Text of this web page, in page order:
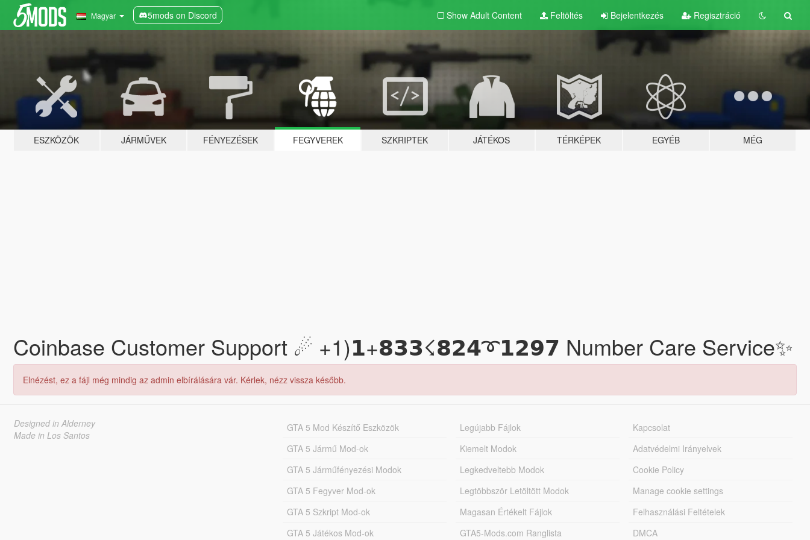
Magyar 5mods on Discord Show Adult Content Feltöltés Bejelentkezés Regisztráció
ESZKÖZÖK JÁRMŰVEK FÉNYEZÉSEK FEGYVEREK SZKRIPTEK JÁTÉKOS TÉRKÉPEK EGYÉB MÉG
Coinbase Customer Support ☄ +1)𝟭+𝟴𝟯𝟯☇𝟴𝟮𝟰➰𝟭𝟮𝟵𝟳 Number Care Service✨
Elnézést, ez a fájl még mindig az admin elbírálására vár. Kérlek, nézz vissza később.
Designed in Alderney
Made in Los Santos
GTA 5 Mod Készítő Eszközök
GTA 5 Jármű Mod-ok
GTA 5 Járműfényezési Modok
GTA 5 Fegyver Mod-ok
GTA 5 Szkript Mod-ok
GTA 5 Játékos Mod-ok
Legújabb Fájlok
Kiemelt Modok
Legkedveltebb Modok
Legtöbbször Letöltött Modok
Magasan Értékelt Fájlok
GTA5-Mods.com Ranglista
Kapcsolat
Adatvédelmi Irányelvek
Cookie Policy
Manage cookie settings
Felhasználási Feltételek
DMCA